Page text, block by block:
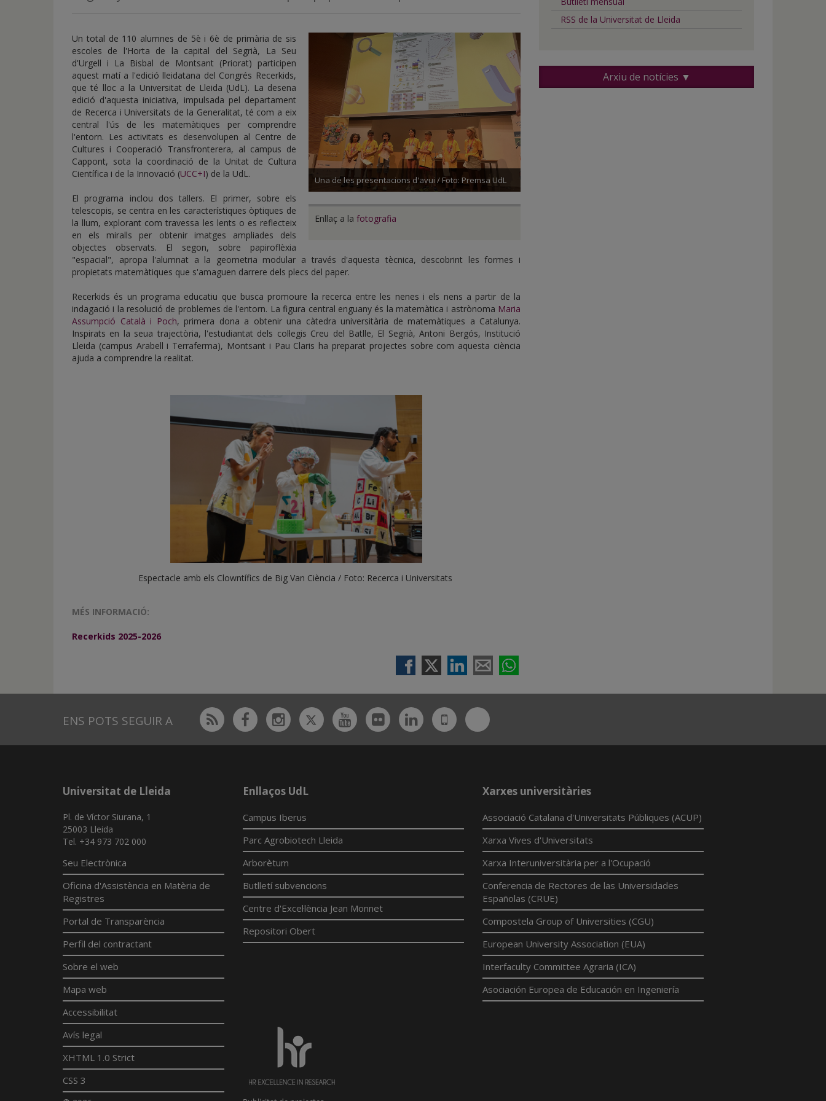
de
inicio
Una de les presentacions d'avui / Foto: Premsa UdL
Enllaç a la fotografia
Un total de 110 alumnes de 5è i 6è de primària de sis
escoles de l'Horta de la capital del Segrià, La Seu
d'Urgell i La Bisbal de Montsant (Priorat) participen
aquest matí a l'edició lleidatana del Congrés Recerkids,
que té lloc a la Universitat de Lleida (UdL). La desena
edició d'aquesta iniciativa, impulsada pel departament
de Recerca i Universitats de la Generalitat, té com a eix
central l'ús de les matemàtiques per comprendre
l'entorn. Les activitats es desenvolupen al Centre de
Cultures i Cooperació Transfronterera, al campus de
Cappont, sota la coordinació de la Unitat de Cultura
Científica i de la Innovació (UCC+I) de la UdL.
El programa inclou dos tallers. El primer, sobre els
telescopis, se centra en les característiques òptiques de
la llum, explorant com travessa les lents o es reflecteix
en els miralls per obtenir imatges ampliades dels
objectes observats. El segon, sobre papiroflèxia
"espacial", apropa l'alumnat a la geometria modular a través d'aquesta tècnica, descobrint les formes i
propietats matemàtiques que s'amaguen darrere dels plecs del paper.
Recerkids és un programa educatiu que busca promoure la recerca entre les nenes i els nens a partir de la
indagació i la resolució de problemes de l'entorn. La figura central enguany és la matemàtica i astrònoma Maria
Assumpció Català i Poch, primera dona a obtenir una càtedra universitària de matemàtiques a Catalunya.
Inspirats en la seua trajectòria, l'estudiantat dels col·legis Creu del Batlle, El Segrià, Antoni Bergós, Institució
Lleida (campus Arabell i Terraferma), Montsant i Pau Claris ha preparat projectes sobre com aquesta ciència
ajuda a comprendre la realitat.
Espectacle amb els Clowntífics de Big Van Ciència / Foto: Recerca i Universitats
MÉS INFORMACIÓ:
Recerkids 2025-2026
RSS de la Universitat de Lleida
Arxiu de notícies ▼
ENS POTS SEGUIR A Rss FacebookInstagram
TwitterYoutubeFlickrLinkedin
UdL
App
Bluesky
Universitat de Lleida
Pl. de Víctor Siurana, 1
25003 Lleida
Tel. +34 973 702 000
Seu Electrònica
Oficina d'Assistència en Matèria de
Registres
Portal de Transparència
Perfil del contractant
Sobre el web
Mapa web
Accessibilitat
Avís legal
XHTML 1.0 Strict
CSS 3
Enllaços UdL
Campus Iberus
Parc Agrobiotech Lleida
Arborètum
Butlletí subvencions
Centre d'Excel·lència Jean Monnet
Repositori Obert
Xarxes universitàries
Associació Catalana d'Universitats Públiques (ACUP)
Xarxa Vives d'Universitats
Xarxa Interuniversitària per a l'Ocupació
Conferencia de Rectores de las Universidades
Españolas (CRUE)
Compostela Group of Universities (CGU)
European University Association (EUA)
Interfaculty Committee Agraria (ICA)
Asociación Europea de Educación en Ingeniería